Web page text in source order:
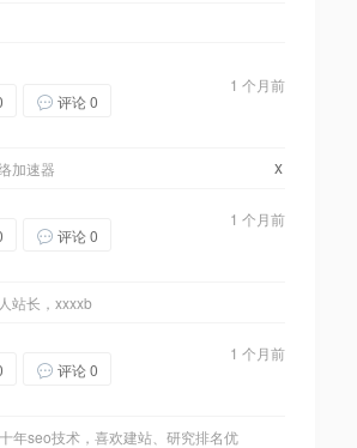
1 个月前
评论 0
加速器 x
1 个月前
评论 0
站长，xxxxb
1 个月前
评论 0
十年seo技术，喜欢建站、研究排名优